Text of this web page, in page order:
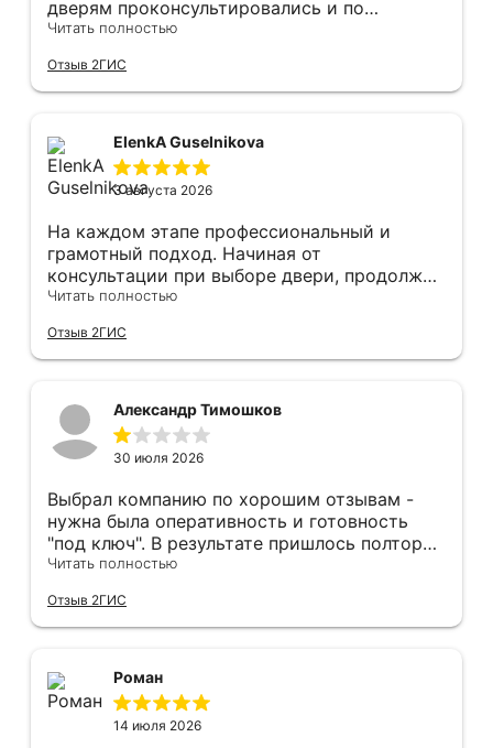
дверям проконсультировались и по
фурнитуре. Анастасия ответила на все
Монтаж быстро, качественно и аккуратно,
Сергея прямо рекомендую! С утра до
мусор убирает после монтажа. Рекомендую!
Читать полностью
Отзыв 2ГИС
ElenkA Guselnikova
3 августа 2026
На каждом этапе профессиональный и
грамотный подход. Начиная от
консультации при выборе двери, продолжая
оперативным замером, завершая быстрой и
оформление двери - отдельное спасибо!
Рекомендуем и планируем в дальнейшем, по
Читать полностью
Отзыв 2ГИС
Александр Тимошков
30 июля 2026
Выбрал компанию по хорошим отзывам -
нужна была оперативность и готовность
"под ключ". В результате пришлось полтора
часа потратить на уборку подъезда, так как
"утилизация старой двери" не входит
уборка выломанного деревянного косяка и
После предъявления претензии менеджеру
получил только недовольный звонок от
монтажника, никаких извинений и попыток
Читать полностью
Отзыв 2ГИС
Роман
14 июля 2026